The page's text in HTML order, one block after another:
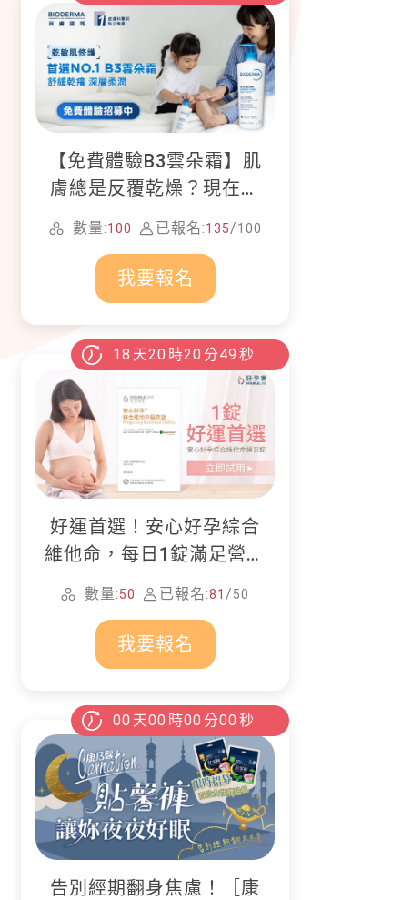
【免費體驗B3雲朵霜】肌
膚總是反覆乾燥？現在就
加入貝膚黛瑪修護體驗計
畫！
數量:100 已報名:135/100
我要報名
18 天20 時20 分47 秒
好運首選！安心好孕綜合
維他命，每日1錠滿足營養
所需
數量:50 已報名:81 /50
我要報名
00 天00 時00 分00 秒
告別經期翻身焦慮！［康